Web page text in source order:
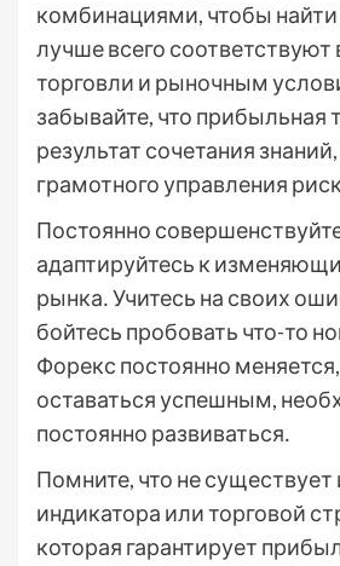
комбинациями, чтобы найти
лучше всего
торговли и рыночным
забывайте, что прибыльная
результат сочетания
грамотного управления
Постоянно
адаптируйтесь к
рынка․ Учитесь на своих
бойтесь пробовать что-то
Форекс постоянно
оставаться успешным,
постоянно развиваться․
Помните, что не существует
индикатора или торговой
которая гарантирует